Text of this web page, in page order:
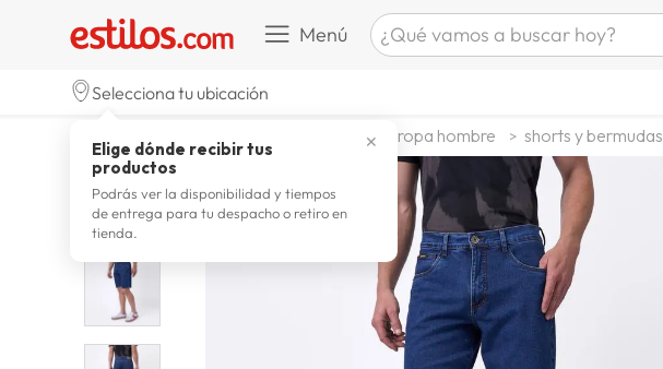
Menú ¿Qué vamos a buscar hoy?
2. celulares
3. zapatillas hombre
. moda
5. zapatillas
6 tv
7. terrex
Selecciona tu ubicación
✕
Elige dónde recibir tus
productos
Podrás ver la disponibilidad y tiempos
de entrega para tu despacho o retiro en
tienda.
hombre ropa hombre shorts y bermudas